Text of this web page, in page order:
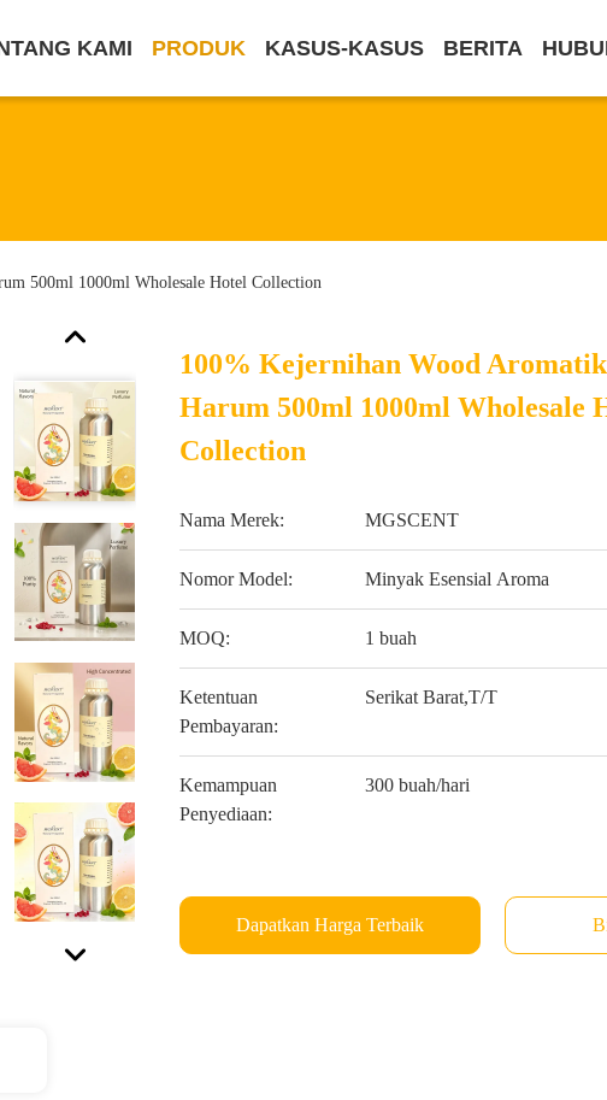
KAMI PRODUK KASUS-KASUS BERITA
500ml 1000ml Wholesale Hotel Collection
100% Kejernihan Wood
Harum 500ml 1000ml Wholesale
Collection
Nama Merek: MGSCENT
Nomor Model: Minyak Esensial Aroma
MOQ: 1 buah
Ketentuan
Pembayaran:
Serikat Barat,T/T
Kemampuan
Penyediaan:
300 buah/hari
Dapatkan Harga Terbaik